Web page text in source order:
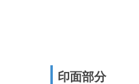
印面部分